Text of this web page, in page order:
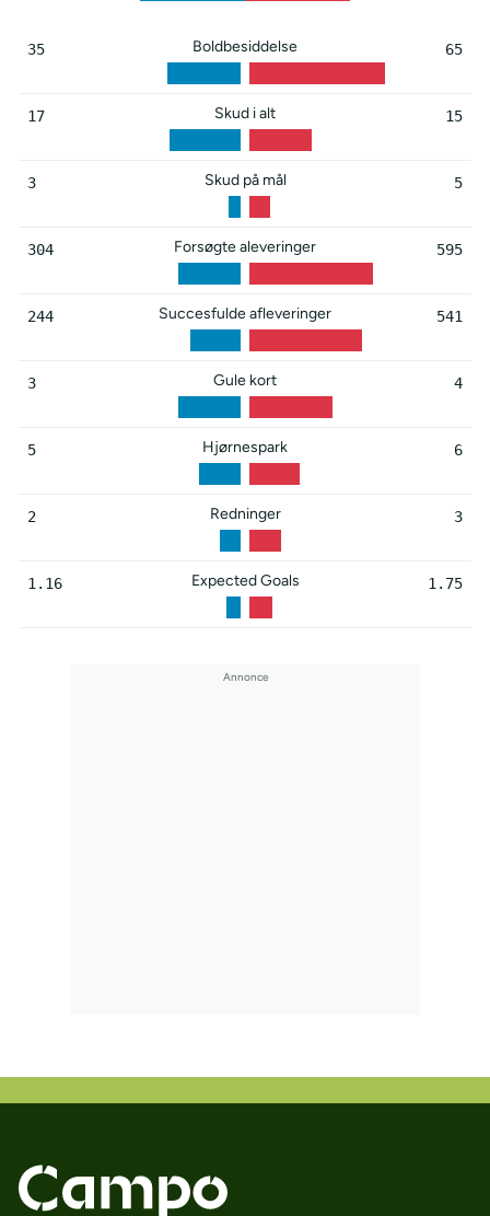
35 Boldbesiddelse 65
17 Skud i alt 15
3 Skud på mål 5
304 Forsøgte aleveringer 595
244 Succesfulde afleveringer 541
3 Gule kort 4
5 Hjørnespark 6
2 Redninger 3
1.16 Expected Goals 1.75